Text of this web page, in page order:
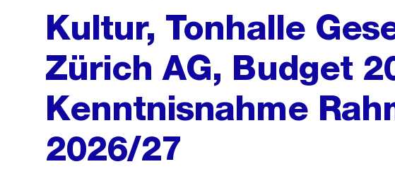
Kultur, Tonhalle
Zürich AG, Budget
Kenntnisnahme
2026/27